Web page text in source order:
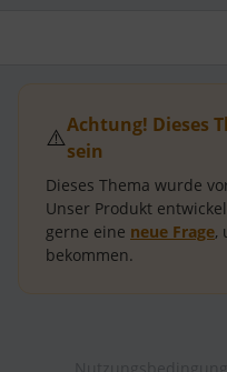
⚠️Achtung! Dieses
sein
Dieses Thema wurde
Unser Produkt
gerne eine neue Frage,
bekommen.